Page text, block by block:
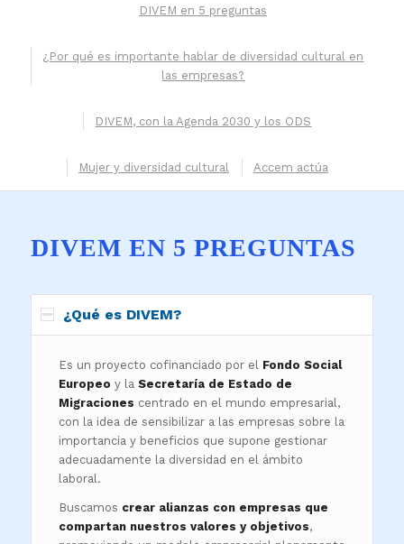
DIVEM en 5 preguntas
¿Por qué es importante hablar de diversidad cultural en
las empresas?
DIVEM, con la Agenda 2030 y los ODS
Mujer y diversidad cultural Accem actúa
DIVEM EN 5 PREGUNTAS
¿Qué es DIVEM?
Es un proyecto cofinanciado por el Fondo Social
Europeo y la Secretaría de Estado de
Migraciones centrado en el mundo empresarial,
con la idea de sensibilizar a las empresas sobre la
importancia y beneficios que supone gestionar
adecuadamente la diversidad en el ámbito
laboral.
Buscamos crear alianzas con empresas que
compartan nuestros valores y objetivos,